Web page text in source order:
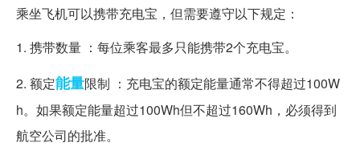
乘坐飞机可以携带充电宝，但需要遵守以下规定：
1. 携带数量 ：每位乘客最多只能携带2个充电宝。
2. 额定能量限制 ：充电宝的额定能量通常不得超过100W
h。如果额定能量超过100Wh但不超过160Wh，必须得到
航空公司的批准。